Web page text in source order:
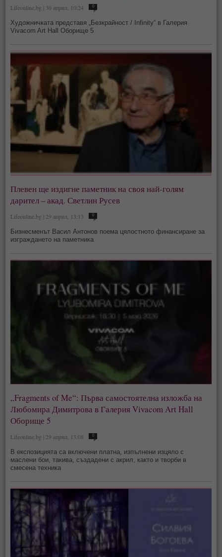
Lifeonline.bg | 30 април, 10:24 0
Художничката представя „Безкрайност / Infinity“ в Галерия
Vivacom Art Hall Оборище 5
Плевен ще издигне паметник на своя най-голям
дарител – акад. Светлин Русев
Lifeonline.bg | 29 април, 13:13 0
Бизнесменът Васил Антонов поема цялостното финансиране за
изграждането на паметника
„Fragments of Me“: Първа самостоятелна изложба на
Любомира Димитрова в Галерия Vivacom Art Hall
Оборище 5
Lifeonline.bg | 29 април, 13:08 0
В експозицията са включени платна, изпълнени изцяло с
маслени бои, такива, създадени с акрил, както и творби в
смесена техника